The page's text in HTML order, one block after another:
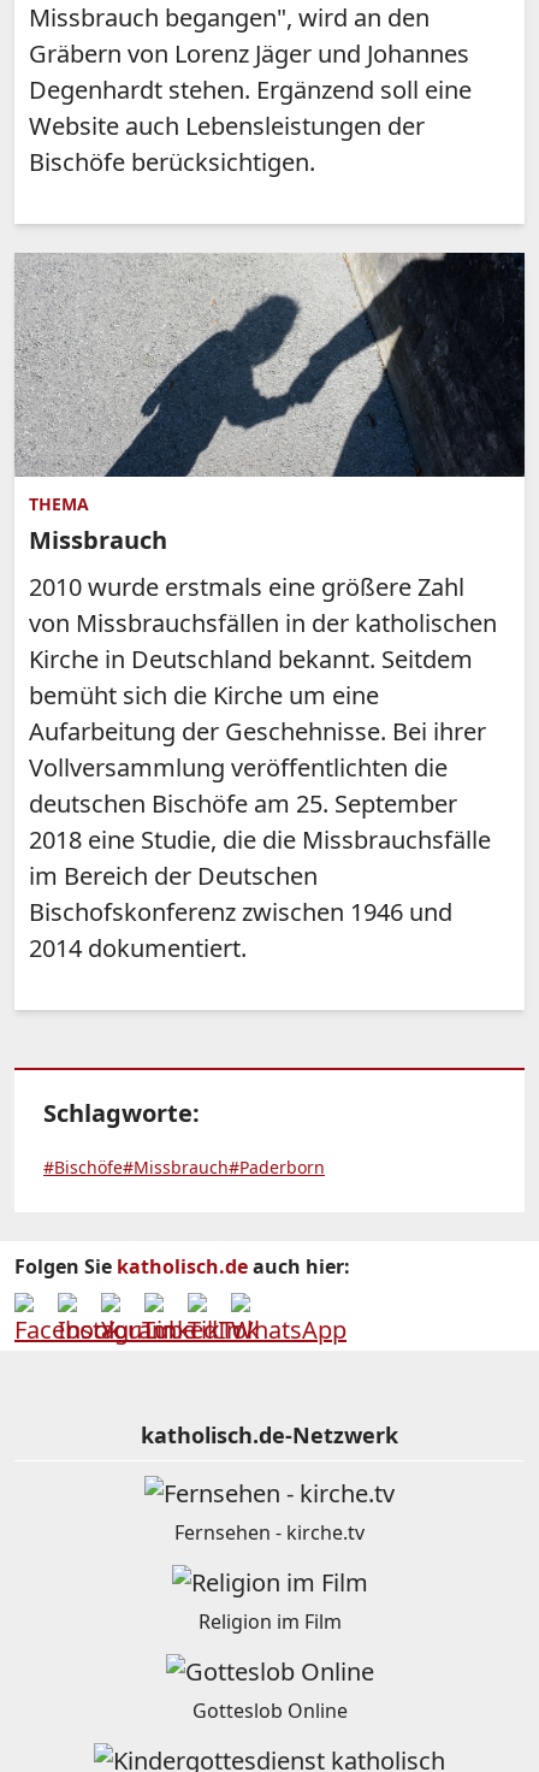
Missbrauch begangen", wird an den
Gräbern von Lorenz Jäger und Johannes
Degenhardt stehen. Ergänzend soll eine
Website auch Lebensleistungen der
Bischöfe berücksichtigen.
THEMA
Missbrauch
2010 wurde erstmals eine größere Zahl
von Missbrauchsfällen in der katholischen
Kirche in Deutschland bekannt. Seitdem
bemüht sich die Kirche um eine
Aufarbeitung der Geschehnisse. Bei ihrer
Vollversammlung veröffentlichten die
deutschen Bischöfe am 25. September
2018 eine Studie, die die Missbrauchsfälle
im Bereich der Deutschen
Bischofskonferenz zwischen 1946 und
2014 dokumentiert.
Schlagworte:
#Bischöfe#Missbrauch#Paderborn
Folgen Sie katholisch.deauch hier:
katholisch.de-Netzwerk
Fernsehen - kirche.tv
Religion im Film
Gotteslob Online